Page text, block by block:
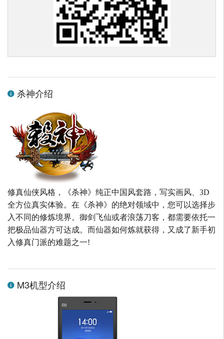
杀神介绍
修真仙侠风格，《杀神》纯正中国风套路，写实画风、3D
全方位真实体验。在《杀神》的绝对领域中，您可以选择步
入不同的修炼境界。御剑飞仙或者浪荡刀客，都需要依托一
把极品仙器方可达成。而仙器如何炼就获得，又成了新手初
入修真门派的难题之一!
M3机型介绍